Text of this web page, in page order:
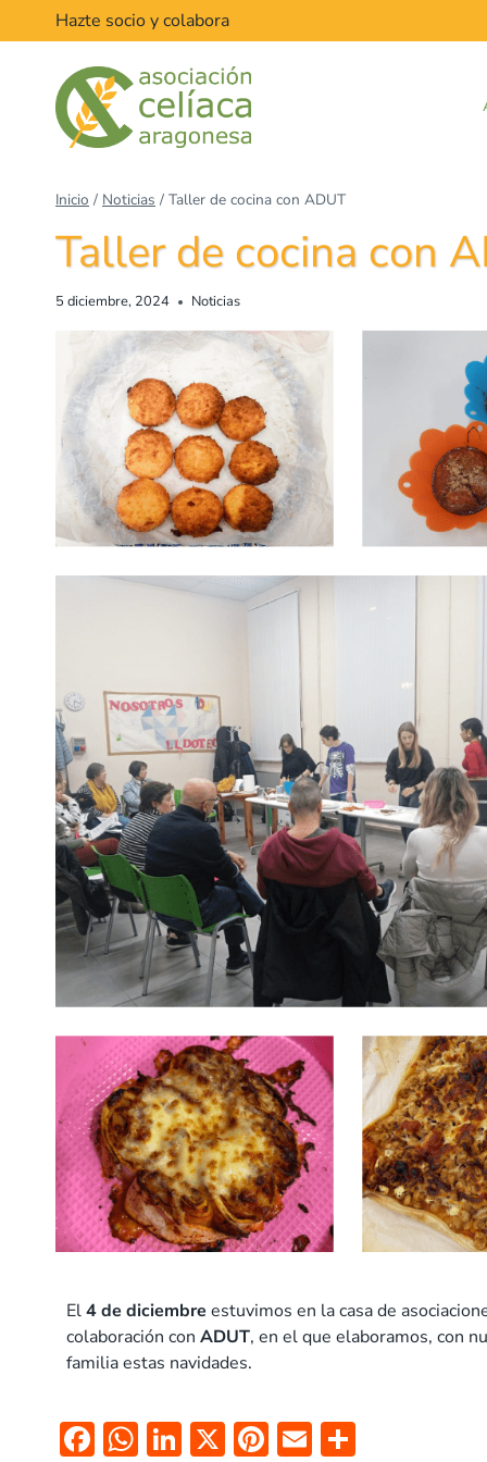
Hazte socio y colabora
Inicio / Noticias / Taller de cocina con ADUT
Taller de cocina con
5 diciembre, 2024 Noticias
El4 de diciembre estuvimos en la casa de
colaboración con ADUT, en el que elaboramos, con
familia estas navidades.
F W Li X Pi E